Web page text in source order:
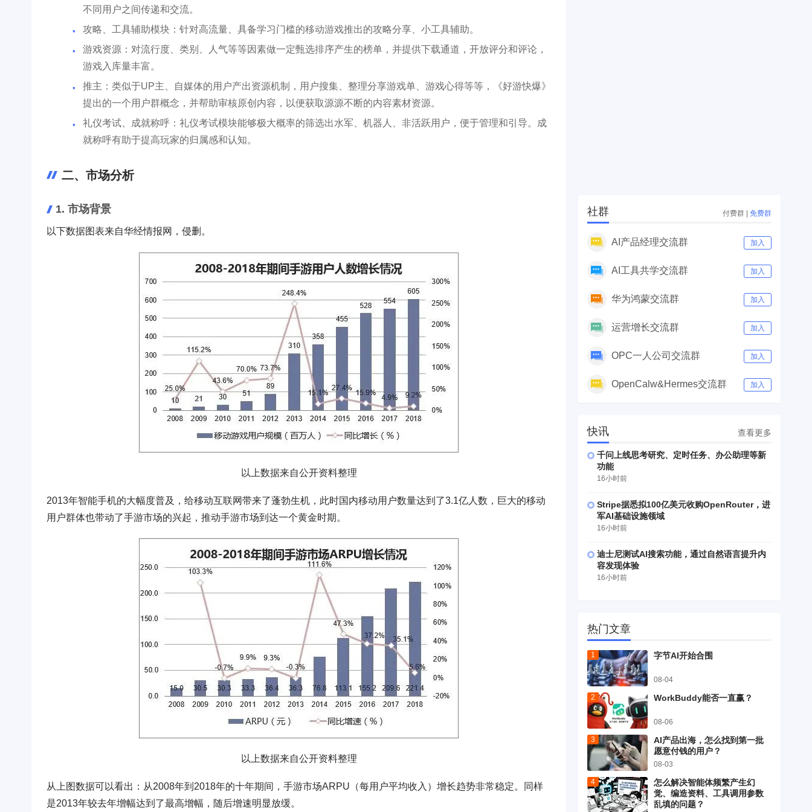
不同用户之间传递和交流。
攻略、工具辅助模块：针对高流量、具备学习门槛的移动游戏推出的攻略分享、小工具辅助。
游戏资源：对流行度、类别、人气等等因素做一定甄选排序产生的榜单，并提供下载通道，开放评分和评论，
游戏入库量丰富。
推主：类似于UP主、自媒体的用户产出资源机制，用户搜集、整理分享游戏单、游戏心得等等，《好游快爆》
提出的一个用户群概念，并帮助审核原创内容，以便获取源源不断的内容素材资源。
礼仪考试、成就称呼：礼仪考试模块能够极大概率的筛选出水军、机器人、非活跃用户，便于管理和引导。成
就称呼有助于提高玩家的归属感和认知。
二、市场分析
1. 市场背景
以下数据图表来自华经情报网，侵删。
以上数据来自公开资料整理
2013年智能手机的大幅度普及，给移动互联网带来了蓬勃生机，此时国内移动用户数量达到了3.1亿人数，巨大的移动
用户群体也带动了手游市场的兴起，推动手游市场到达一个黄金时期。
以上数据来自公开资料整理
从上图数据可以看出：从2008年到2018年的十年期间，手游市场ARPU（每用户平均收入）增长趋势非常稳定。同样
是2013年较去年增幅达到了最高增幅，随后增速明显放缓。
社群 付费群 | 免费群
AI产品经理交流群 加入
AI工具共学交流群 加入
华为鸿蒙交流群 加入
运营增长交流群 加入
OPC一人公司交流群 加入
OpenCalw&Hermes交流群 加入
快讯 查看更多
千问上线思考研究、定时任务、办公助理等新
功能
16小时前
Stripe据悉拟100亿美元收购OpenRouter，进
军AI基础设施领域
16小时前
迪士尼测试AI搜索功能，通过自然语言提升内
容发现体验
16小时前
热门文章
字节AI开始合围
08-04
WorkBuddy能否一直赢？
08-06
AI产品出海，怎么找到第一批
愿意付钱的用户？
08-03
怎么解决智能体频繁产生幻
觉、编造资料、工具调用参数
乱填的问题？